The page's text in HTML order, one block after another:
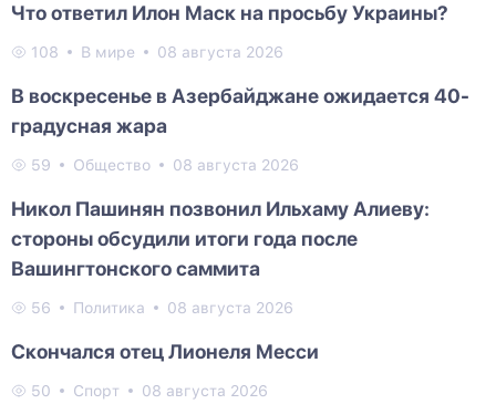
Что ответил Илон Маск на просьбу Украины?
108 В мире 08 августа 2026
В воскресенье в Азербайджане ожидается 40-
градусная жара
59 Общество 08 августа 2026
Никол Пашинян позвонил Ильхаму Алиеву:
стороны обсудили итоги года после
Вашингтонского саммита
56 Политика 08 августа 2026
Скончался отец Лионеля Месси
50 Спорт 08 августа 2026